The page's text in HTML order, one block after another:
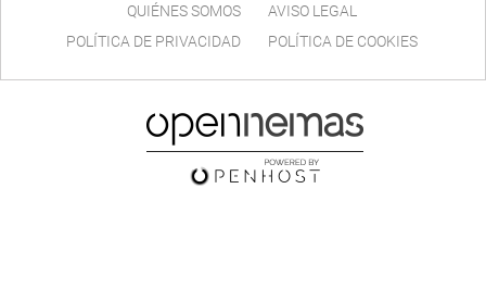
QUIÉNES SOMOS
AVISO LEGAL
POLÍTICA DE PRIVACIDAD
POLÍTICA DE COOKIES